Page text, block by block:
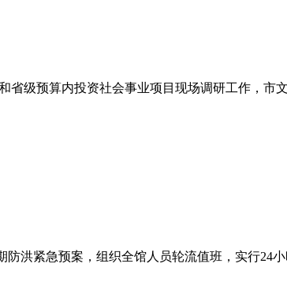
省级预算内投资社会事业项目现场调研工作，市
洪紧急预案，组织全馆人员轮流值班，实行24小